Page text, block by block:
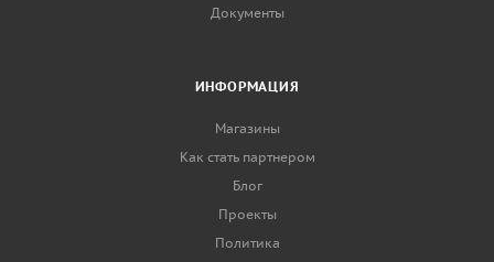
Документы
ИНФОРМАЦИЯ
Магазины
Как стать партнером
Блог
Проекты
Политика